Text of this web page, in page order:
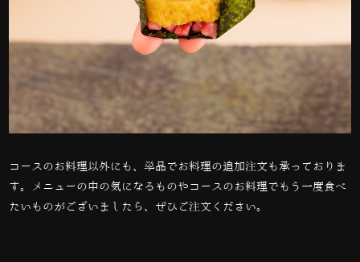
コースのお料理以外にも、単品でお料理の追加注文も承っておりま
す。メニューの中の気になるものやコースのお料理でもう一度食べ
たいものがございましたら、ぜひご注文ください。